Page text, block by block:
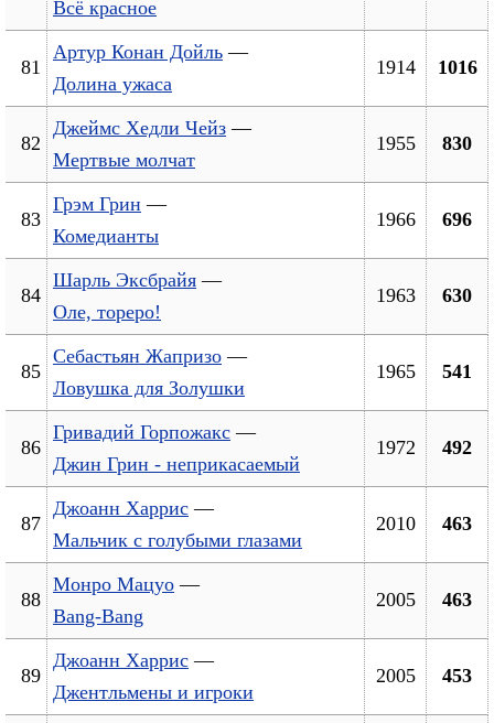
Всё красное
81
Артур Конан Дойль —
Долина ужаса
1914 1016
82
Джеймс Хедли Чейз —
Мертвые молчат
1955 830
83
Грэм Грин —
Комедианты
1966 696
84
Шарль Эксбрайя —
Оле, тореро!
1963 630
85
Себастьян Жапризо —
Ловушка для Золушки
1965 541
86
Гривадий Горпожакс —
Джин Грин - неприкасаемый
1972 492
87
Джоанн Харрис —
Мальчик с голубыми глазами
2010 463
88
Монро Мацуо —
Bang-Bang
2005 463
89
Джоанн Харрис —
Джентльмены и игроки
2005 453